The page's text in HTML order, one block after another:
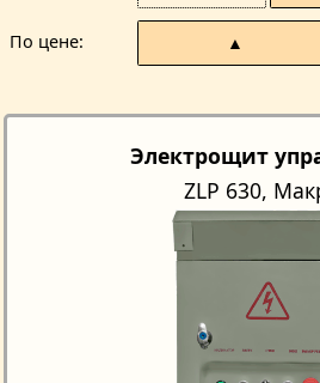
По цене ▲
Электрощит
ZLP 630,